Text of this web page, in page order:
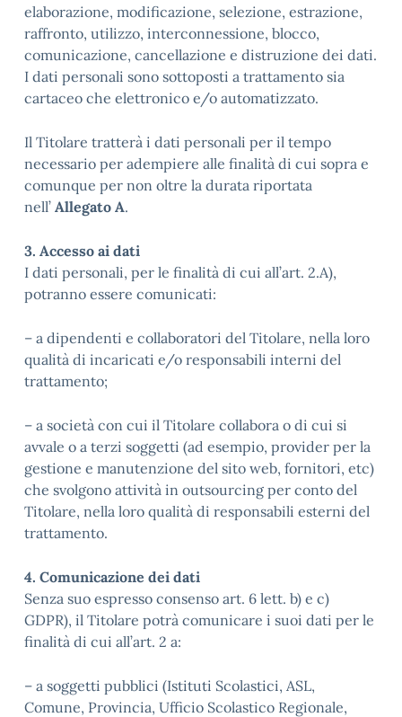
elaborazione, modificazione, selezione, estrazione,
raffronto, utilizzo, interconnessione, blocco,
comunicazione, cancellazione e distruzione dei dati.
I dati personali sono sottoposti a trattamento sia
cartaceo che elettronico e/o automatizzato.
Il Titolare tratterà i dati personali per il tempo
necessario per adempiere alle finalità di cui sopra e
comunque per non oltre la durata riportata
nell’ Allegato A.
3. Accesso ai dati
I dati personali, per le finalità di cui all’art. 2.A),
potranno essere comunicati:
– a dipendenti e collaboratori del Titolare, nella loro
qualità di incaricati e/o responsabili interni del
trattamento;
– a società con cui il Titolare collabora o di cui si
avvale o a terzi soggetti (ad esempio, provider per la
gestione e manutenzione del sito web, fornitori, etc)
che svolgono attività in outsourcing per conto del
Titolare, nella loro qualità di responsabili esterni del
trattamento.
4. Comunicazione dei dati
Senza suo espresso consenso art. 6 lett. b) e c)
GDPR), il Titolare potrà comunicare i suoi dati per le
finalità di cui all’art. 2 a:
– a soggetti pubblici (Istituti Scolastici, ASL,
Comune, Provincia, Ufficio Scolastico Regionale,